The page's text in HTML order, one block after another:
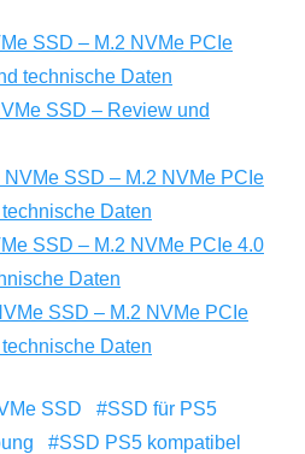
SSD – M.2 NVMe PCIe
technische Daten
SSD – Review und
SSD – M.2 NVMe PCIe
Daten
SSD – M.2 NVMe PCIe 4.0
Daten
SSD – M.2 NVMe PCIe
Daten
SSD
SSD für PS5
SSD PS5 kompatibel